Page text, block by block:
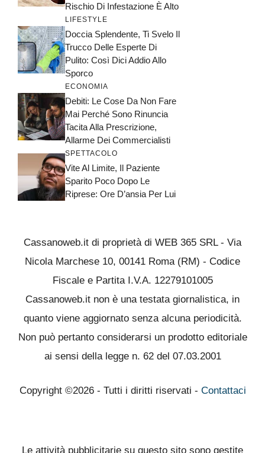
Rischio Di Infestazione È Alto
LIFESTYLE
Doccia Splendente, Ti Svelo Il
Trucco Delle Esperte Di
Pulito: Così Dici Addio Allo
Sporco
ECONOMIA
Debiti: Le Cose Da Non Fare
Mai Perché Sono Rinuncia
Tacita Alla Prescrizione,
Allarme Dei Commercialisti
SPETTACOLO
Vite Al Limite, Il Paziente
Sparito Poco Dopo Le
Riprese: Ore D’ansia Per Lui
Cassanoweb.it di proprietà di WEB 365 SRL - Via
Nicola Marchese 10, 00141 Roma (RM) - Codice
Fiscale e Partita I.V.A. 12279101005
Cassanoweb.it non è una testata giornalistica, in
quanto viene aggiornato senza alcuna periodicità.
Non può pertanto considerarsi un prodotto editoriale
ai sensi della legge n. 62 del 07.03.2001
Copyright ©2026 - Tutti i diritti riservati - Contattaci
Le attività pubblicitarie su questo sito sono gestite